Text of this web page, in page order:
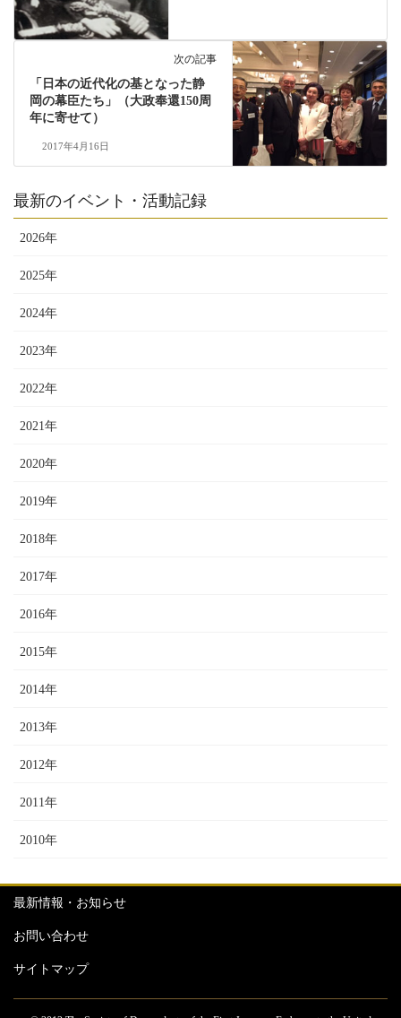
次の記事
「日本の近代化の基となった静
岡の幕臣たち」（大政奉還150周
年に寄せて）
2017年4月16日
最新のイベント・活動記録
2026年
2025年
2024年
2023年
2022年
2021年
2020年
2019年
2018年
2017年
2016年
2015年
2014年
2013年
2012年
2011年
2010年
最新情報・お知らせ
お問い合わせ
サイトマップ